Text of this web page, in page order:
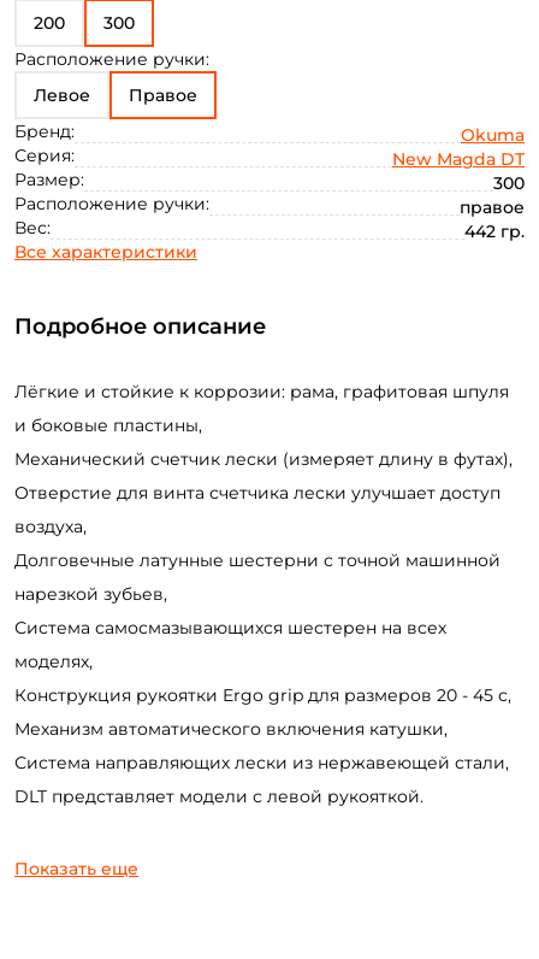
200
300
Расположение ручки:
Левое
Правое
Бренд:
Okuma
Серия:
New Magda DT
Размер:
300
Расположение ручки:
правое
Вес:
442 гр.
Все характеристики
Подробное описание
Лёгкие и стойкие к коррозии: рама, графитовая шпуля
и боковые пластины,
Механический счетчик лески (измеряет длину в футах),
Отверстие для винта счетчика лески улучшает доступ
воздуха,
Долговечные латунные шестерни с точной машинной
нарезкой зубьев,
Система самосмазывающихся шестерен на всех
моделях,
Конструкция рукоятки Ergo grip для размеров 20 - 45 с,
Механизм автоматического включения катушки,
Система направляющих лески из нержавеющей стали,
DLT представляет модели с левой рукояткой.
Показать еще